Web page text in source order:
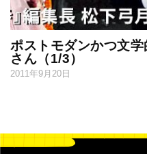
ポストモダンかつ文
さん（1/3）
2011年9月20日